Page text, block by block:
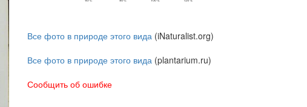
Все фото в природе этого вида (iNaturalist.org)
Все фото в природе этого вида (plantarium.ru)
Сообщить об ошибке